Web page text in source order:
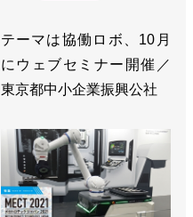
テーマは協働ロボ、10月
にウェブセミナー開催／
東京都中小企業振興公社